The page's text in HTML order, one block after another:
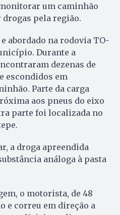
um caminhão
pela região.
abordado na rodovia TO-
Durante a
dezenas de
escondidos em
Parte da carga
aos pneus do eixo
parte foi localizada no
a droga apreendida
análoga à pasta
o motorista, de 48
e correu em direção a